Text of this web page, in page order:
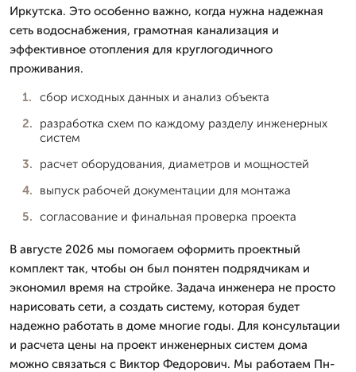
Иркутска. Это особенно важно, когда нужна надежная
сеть водоснабжения, грамотная канализация и
эффективное отопления для круглогодичного
проживания.
сбор исходных данных и анализ объекта
разработка схем по каждому разделу инженерных
систем
расчет оборудования, диаметров и мощностей
выпуск рабочей документации для монтажа
согласование и финальная проверка проекта
В августе 2026 мы помогаем оформить проектный
комплект так, чтобы он был понятен подрядчикам и
экономил время на стройке. Задача инженера не просто
нарисовать сети, а создать систему, которая будет
надежно работать в доме многие годы. Для консультации
и расчета цены на проект инженерных систем дома
можно связаться с Виктор Федорович. Мы работаем Пн-